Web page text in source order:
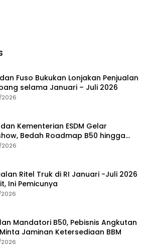
Fuso Bukukan Lonjakan Penjualan
selama Januari – Juli 2026
Kementerian ESDM Gelar
Bedah Roadmap B50 hingga
Ritel Truk di RI Januari -Juli 2026
Ini Pemicunya
Mandatori B50, Pebisnis Angkutan
Jaminan Ketersediaan BBM